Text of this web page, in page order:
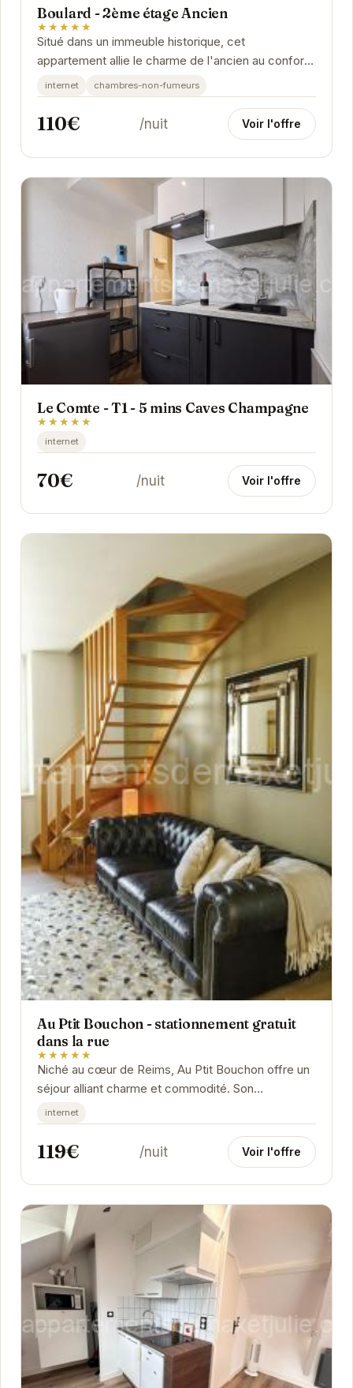
Boulard - 2ème étage Ancien
★★★★★
Situé dans un immeuble historique, cet
appartement allie le charme de l'ancien au confort
moderne. Ses équipements et son emplacement
idéal en...
internet chambres-non-fumeurs
110€ /nuit Voir l'offre
Le Comte - T1 - 5 mins Caves Champagne
★★★★★
internet
70€ /nuit Voir l'offre
Au Ptit Bouchon - stationnement gratuit
dans la rue
★★★★★
Niché au cœur de Reims, Au Ptit Bouchon offre un
séjour alliant charme et commodité. Son
emplacement idéal permet d'explorer aisément
les...
internet
119€ /nuit Voir l'offre